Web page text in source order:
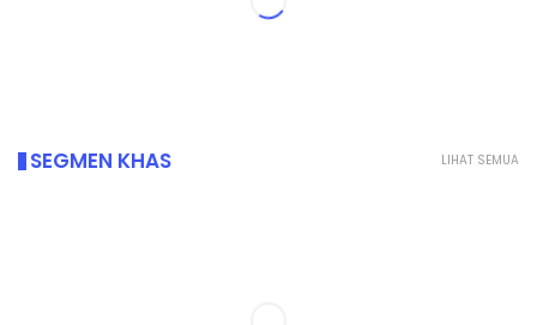
LIHAT SEMUA
SEGMEN KHAS